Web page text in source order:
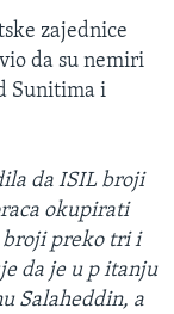
zajednice
da su nemiri
Sunitima i
da ISIL broji
okupirati
preko tri i
da je u p itanju
Salaheddin, a